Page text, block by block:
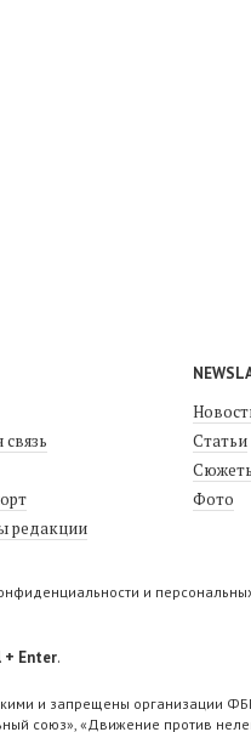
редакции
Статьи
Фото
и
+ Enter.
и запрещены организации
союз», «Движение против